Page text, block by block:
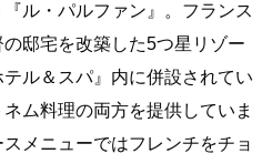
ル・パルファン』。フランス
邸宅を改築した5つ星リゾー
テル＆スパ』内に併設されてい
ム料理の両方を提供していま
メニューではフレンチをチョ